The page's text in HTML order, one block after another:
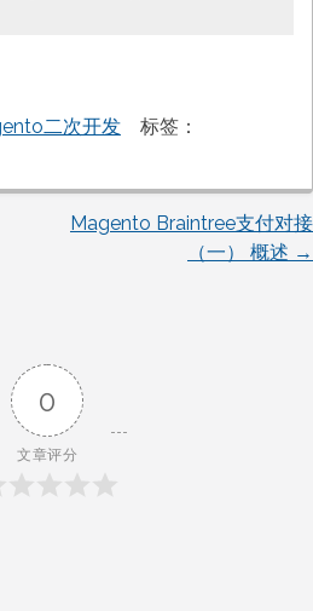
二次开发
标签：
Magento Braintree支付对接
（一） 概述 →
0
文章评分